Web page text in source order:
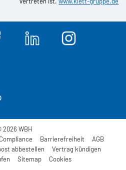
2026 WBH
Compliance Barrierefreiheit
AGB
abbestellen
Vertrag kündigen
Sitemap
Cookies